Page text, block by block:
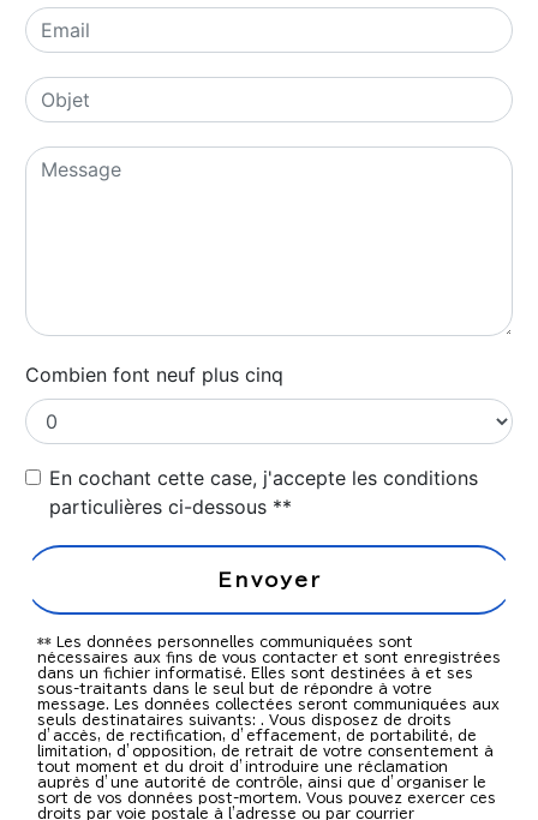
Combien font neuf plus cinq
En cochant cette case, j'accepte les conditions
particulières ci-dessous **
Envoyer
** Les données personnelles communiquées sont
nécessaires aux fins de vous contacter et sont enregistrées
dans un fichier informatisé. Elles sont destinées à et ses
sous-traitants dans le seul but de répondre à votre
message. Les données collectées seront communiquées aux
seuls destinataires suivants: . Vous disposez de droits
d’accès, de rectification, d’effacement, de portabilité, de
limitation, d’opposition, de retrait de votre consentement à
tout moment et du droit d’introduire une réclamation
auprès d’une autorité de contrôle, ainsi que d’organiser le
sort de vos données post-mortem. Vous pouvez exercer ces
droits par voie postale à l'adresse ou par courrier